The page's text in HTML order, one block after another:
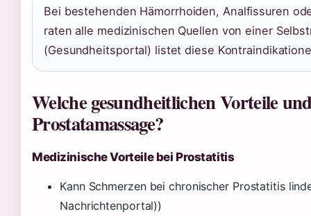
Bei bestehenden Hämorrhoiden, Analfissuren
raten alle medizinischen Quellen von einer
(Gesundheitsportal) listet diese
Welche gesundheitlichen Vorteile
Prostatamassage?
Medizinische Vorteile bei Prostatitis
Kann Schmerzen bei chronischer Prostatitis
Nachrichtenportal))